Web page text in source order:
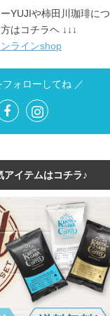
YUJIや柿田川珈琲につ
はコチラヘ ↓↓↓
ラインshop
フォローしてね ／
アイテムはコチラ♪